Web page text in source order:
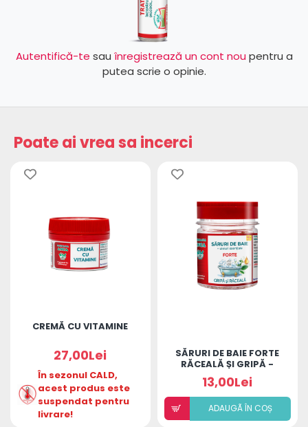
Autentifică-te sau înregistrează un cont nou pentru a
putea scrie o opinie.
Poate ai vrea sa incerci
CREMĂ CU VITAMINE
27,00Lei
În sezonul CALD,
acest produs este
suspendat pentru
livrare!
SĂRURI DE BAIE FORTE
RĂCEALĂ ȘI GRIPĂ -
ADULȚI
13,00Lei
ADAUGÃ ÎN COȘ